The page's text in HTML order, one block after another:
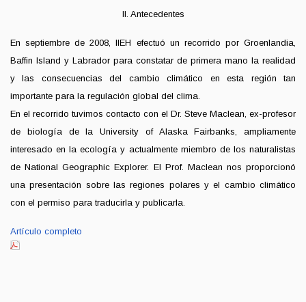
II. Antecedentes
En septiembre de 2008, IIEH efectuó un recorrido por Groenlandia,
Baffin Island y Labrador para constatar de primera mano la realidad
y las consecuencias del cambio climático en esta región tan
importante para la regulación global del clima.
En el recorrido tuvimos contacto con el Dr. Steve Maclean, ex-profesor
de biología de la University of Alaska Fairbanks, ampliamente
interesado en la ecología y actualmente miembro de los naturalistas
de National Geographic Explorer. El Prof. Maclean nos proporcionó
una presentación sobre las regiones polares y el cambio climático
con el permiso para traducirla y publicarla.
Artículo completo